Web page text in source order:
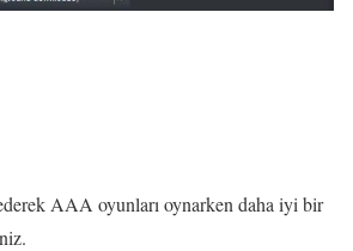
AAA oyunları oynarken daha iyi bir